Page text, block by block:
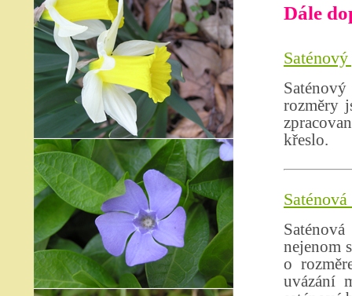
Dále
rozměry
křeslo.
nejenom
o
uvázání